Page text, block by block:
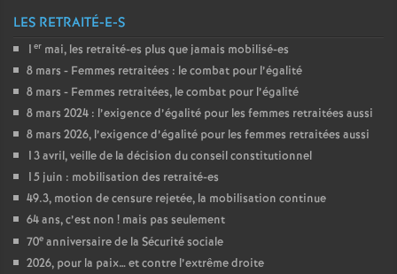
LES RETRAITÉ-E-S
1 er mai, les retraité-es plus que jamais mobilisé-es
8 mars - Femmes retraitées : le combat pour l’égalité
8 mars - Femmes retraitées, le combat pour l’égalité
8 mars 2024 : l’exigence d’égalité pour les femmes retraitées aussi
8 mars 2026, l’exigence d’égalité pour les femmes retraitées aussi
13 avril, veille de la décision du conseil constitutionnel
15 juin : mobilisation des retraité-es
49.3, motion de censure rejetée, la mobilisation continue
64 ans, c’est non ! mais pas seulement
70e anniversaire de la Sécurité sociale
2026, pour la paix… et contre l’extrême droite